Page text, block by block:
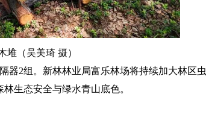
堆（吴美琦 摄）
器2组。新林林业局富乐林场将持续加大林区虫
生态安全与绿水青山底色。